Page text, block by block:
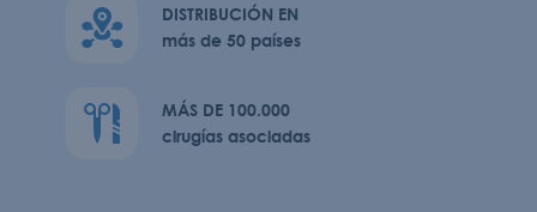
DISTRIBUCIÓN EN
más de 50 países
MÁS DE 100.000
cirugías asociadas